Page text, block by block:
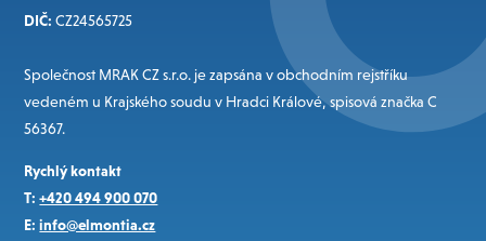
DIČ: CZ24565725
Společnost MRAK CZ s.r.o. je zapsána v obchodním rejstříku
vedeném u Krajského soudu v Hradci Králové, spisová značka C
56367.
Rychlý kontakt
T:+420 494 900 070
E:info@elmontia.cz